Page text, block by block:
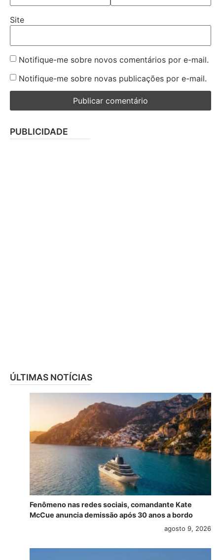
Site
Notifique-me sobre novos comentários por e-mail.
Notifique-me sobre novas publicações por e-mail.
PUBLICIDADE
ÚLTIMAS NOTÍCIAS
Fenômeno nas redes sociais, comandante Kate
McCue anuncia demissão após 30 anos a bordo
agosto 9, 2026